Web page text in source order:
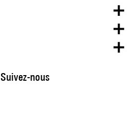
Suivez-nous